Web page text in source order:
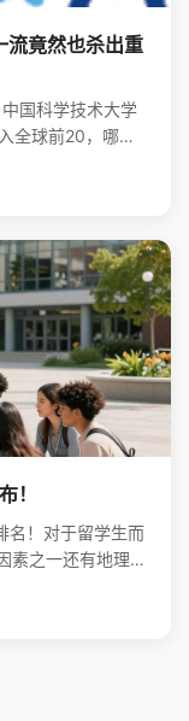
流竟然也杀出重
国科学技术大学
全球前20，哪些
！
名！对于留学生而
素之一还有地理位